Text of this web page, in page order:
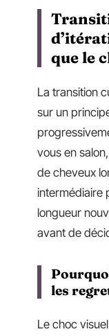
que le
La transition
sur un
vous en
de cheveux
intermédiaire
longueur
avant de
les
Le choc